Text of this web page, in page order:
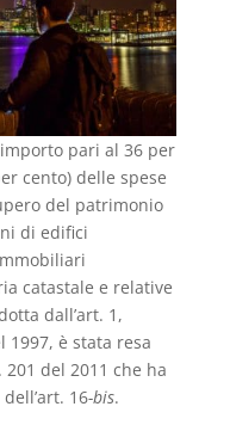
pari al 36 per
cento) delle spese
del patrimonio
di edifici
catastale e relative
dall’art. 1,
1997, è stata resa
del 2011 che ha
16-bis.